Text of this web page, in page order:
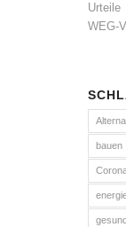
Urteile
WEG-
bauen